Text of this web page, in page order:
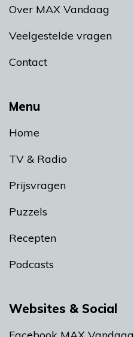
Menu
Home
TV & Radio
Prijsvragen
Puzzels
Recepten
Podcasts
Over MAX Vandaag
Veelgestelde vragen
Contact
Websites & Social